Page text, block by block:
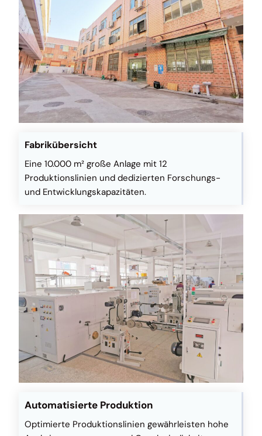
Fabrikübersicht
Eine 10.000 m² große Anlage mit 12
Produktionslinien und dedizierten Forschungs-
und Entwicklungskapazitäten.
Automatisierte Produktion
Optimierte Produktionslinien gewährleisten hohe